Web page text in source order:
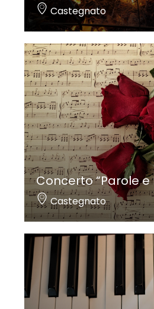
Castegnato
Concerto “Parole e
Castegnato